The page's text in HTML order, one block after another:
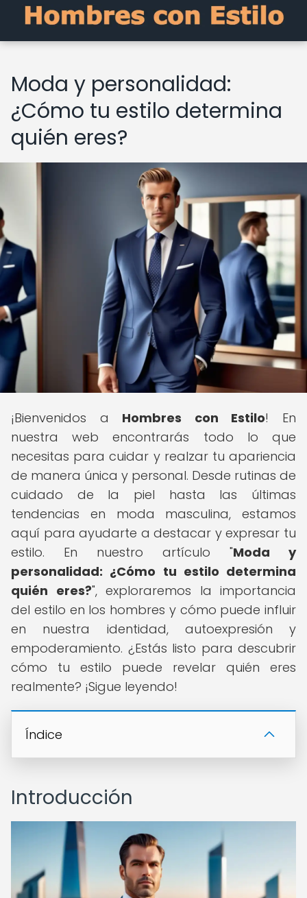
Moda y personalidad:
¿Cómo tu estilo determina
quién eres?
¡Bienvenidos a Hombres con Estilo! En
nuestra web encontrarás todo lo que
necesitas para cuidar y realzar tu apariencia
de manera única y personal. Desde rutinas de
cuidado de la piel hasta las últimas
tendencias en moda masculina, estamos
aquí para ayudarte a destacar y expresar tu
estilo. En nuestro artículo "Moda y
personalidad: ¿Cómo tu estilo determina
quién eres?", exploraremos la importancia
del estilo en los hombres y cómo puede influir
en nuestra identidad, autoexpresión y
empoderamiento. ¿Estás listo para descubrir
cómo tu estilo puede revelar quién eres
realmente? ¡Sigue leyendo!
Índice
Introducción